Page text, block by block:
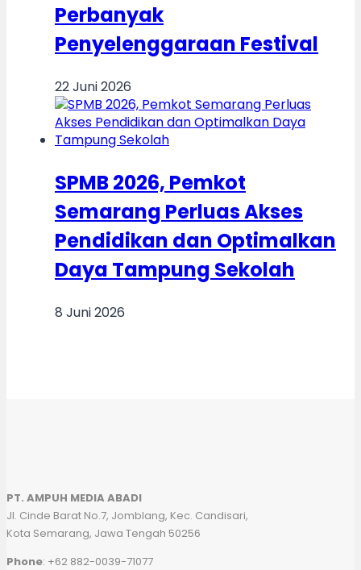
Perbanyak
Penyelenggaraan Festival
22 Juni 2026
SPMB 2026, Pemkot
Semarang Perluas Akses
Pendidikan dan Optimalkan
Daya Tampung Sekolah
8 Juni 2026
PT. AMPUH MEDIA ABADI
Jl. Cinde Barat No.7, Jomblang, Kec. Candisari,
Kota Semarang, Jawa Tengah 50256
Phone: +62 882-0039-71077